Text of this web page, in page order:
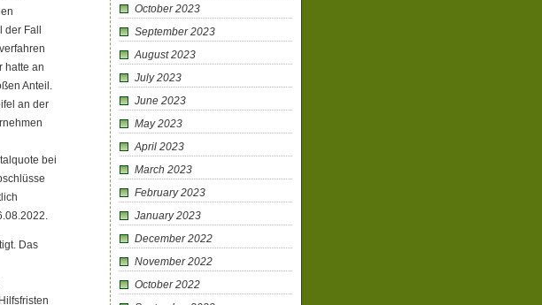
Fall
hatte an
Anteil.
an der
bei
Das
October 2023
September 2023
August 2023
July 2023
June 2023
May 2023
April 2023
March 2023
February 2023
January 2023
December 2022
November 2022
October 2022